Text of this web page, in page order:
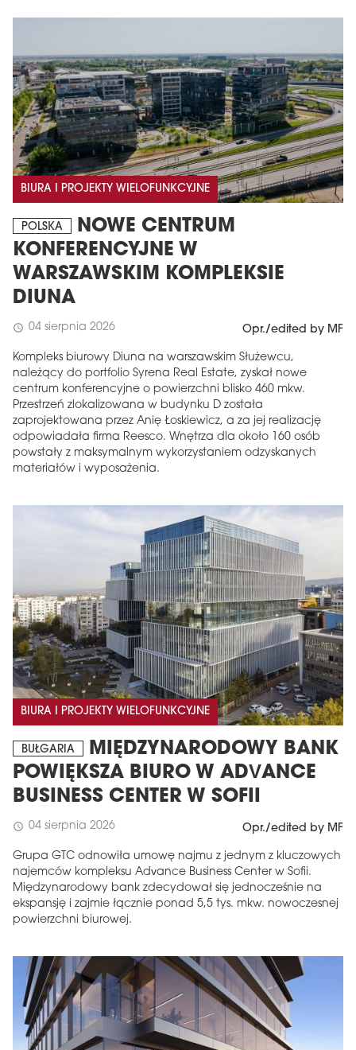
BIURA I PROJEKTY WIELOFUNKCYJNE
POLSKA
NOWE CENTRUM
KONFERENCYJNE W
WARSZAWSKIM KOMPLEKSIE
DIUNA
schedule 04 sierpnia 2026 Opr./edited by MF
Kompleks biurowy Diuna na warszawskim Służewcu,
należący do portfolio Syrena Real Estate, zyskał nowe
centrum konferencyjne o powierzchni blisko 460 mkw.
Przestrzeń zlokalizowana w budynku D została
zaprojektowana przez Anię Łoskiewicz, a za jej realizację
odpowiadała firma Reesco. Wnętrza dla około 160 osób
powstały z maksymalnym wykorzystaniem odzyskanych
materiałów i wyposażenia.
BIURA I PROJEKTY WIELOFUNKCYJNE
BUŁGARIA
MIĘDZYNARODOWY BANK
POWIĘKSZA BIURO W ADVANCE
BUSINESS CENTER W SOFII
schedule 04 sierpnia 2026 Opr./edited by MF
Grupa GTC odnowiła umowę najmu z jednym z kluczowych
najemców kompleksu Advance Business Center w Sofii.
Międzynarodowy bank zdecydował się jednocześnie na
ekspansję i zajmie łącznie ponad 5,5 tys. mkw. nowoczesnej
powierzchni biurowej.